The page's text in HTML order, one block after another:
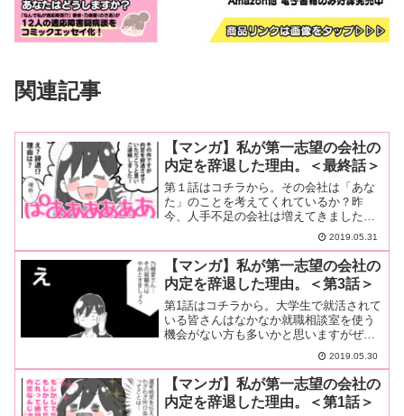
関連記事
【マンガ】私が第一志望の会社の
内定を辞退した理由。＜最終話＞
第１話はコチラから。その会社は「あな
た」のことを考えてくれているか？昨
今、人手不足の会社は増えてきました。
そもそも日本の人口はどんどん縮小して
2019.05.31
【マンガ】私が第一志望の会社の
内定を辞退した理由。＜第3話＞
第1話はコチラから。大学生で就活されて
いる皆さんはなかなか就職相談室を使う
機会がない方も多いかと思いますがぜひ
気軽に利用しましょう。せっかく学費を
2019.05.30
【マンガ】私が第一志望の会社の
内定を辞退した理由。＜第1話＞